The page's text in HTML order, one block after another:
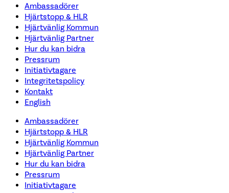
Ambassadörer
Hjärtstopp & HLR
Hjärtvänlig Kommun
Hjärtvänlig Partner
Hur du kan bidra
Pressrum
Initiativtagare
Integritetspolicy
Kontakt
English
Ambassadörer
Hjärtstopp & HLR
Hjärtvänlig Kommun
Hjärtvänlig Partner
Hur du kan bidra
Pressrum
Initiativtagare